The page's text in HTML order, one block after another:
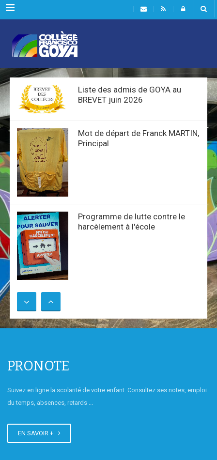
Menu
Liste des admis de GOYA au
BREVET juin 2026
Mot de départ de Franck MARTIN,
Principal
Programme de lutte contre le
harcèlement à l'école
Atelier cuisine chinoise :
PRONOTE
Suivez en ligne la scolarité de votre enfant. Consultez ses notes, emploi
du temps, absences, retards ...
EN SAVOIR +